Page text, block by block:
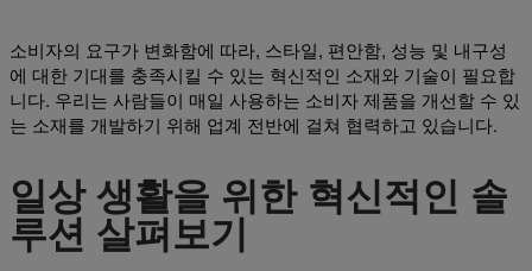
소비자의 요구가 변화함에 따라, 스타일, 편안함, 성능 및 내구성
에 대한 기대를 충족시킬 수 있는 혁신적인 소재와 기술이 필요합
니다. 우리는 사람들이 매일 사용하는 소비자 제품을 개선할 수 있
는 소재를 개발하기 위해 업계 전반에 걸쳐 협력하고 있습니다.
일상 생활을 위한 혁신적인 솔
루션 살펴보기